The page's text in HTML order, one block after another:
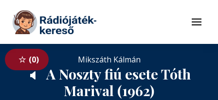
Tovább a tartalomhoz
Menü
0 Mikszáth Kálmán
🔈 A Noszty fiú esete Tóth
Marival (1962)